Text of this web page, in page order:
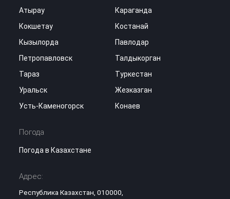
Атырау
Караганда
Кокшетау
Костанай
Кызылорда
Павлодар
Петропавловск
Талдыкорган
Тараз
Туркестан
Уральск
Жезказган
Усть-Каменогорск
Конаев
Погода
Погода в Казахстане
Адрес:
Республика Казахстан, 010000,